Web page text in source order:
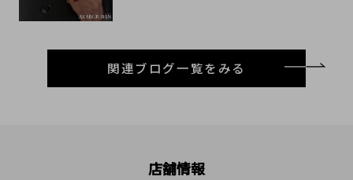
関連ブログ一覧をみる
店舗情報